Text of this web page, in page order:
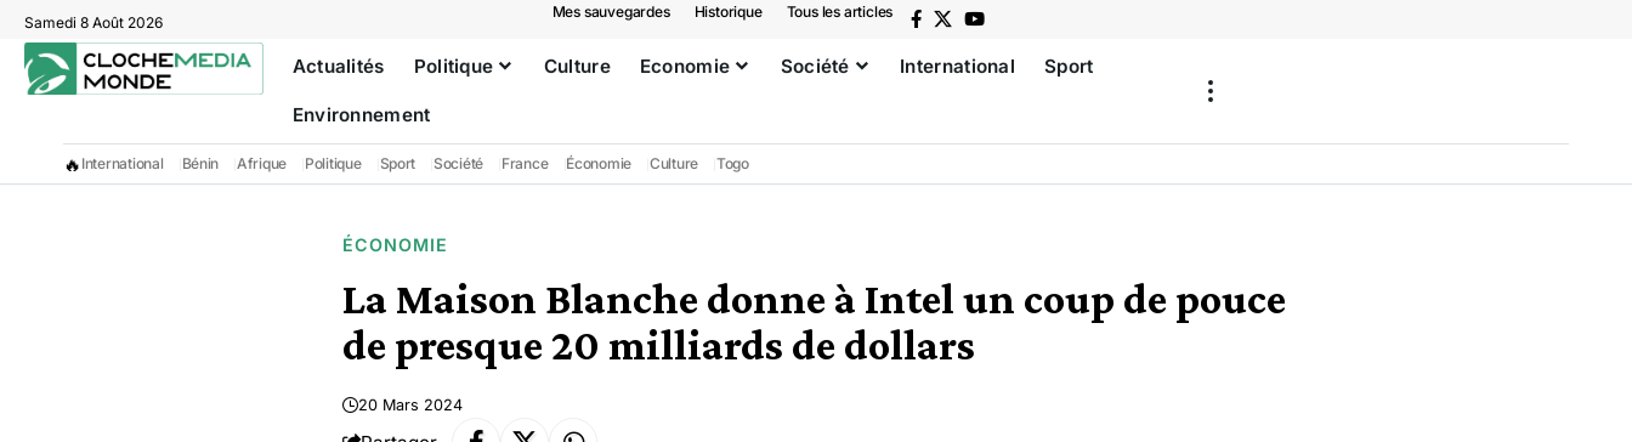
Samedi 8 Août 2026
Mes sauvegardes Historique Tous les articles
Actualités Politique Culture Economie Société International Sport
Environnement
🔥 International Bénin Afrique Politique Sport Société France Économie Culture Togo
ÉCONOMIE
La Maison Blanche donne à Intel un coup de pouce
de presque 20 milliards de dollars
20 Mars 2024